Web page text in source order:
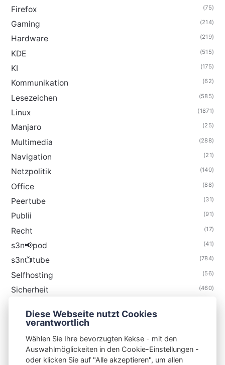
Firefox (75)
Gaming (214)
Hardware (219)
KDE (515)
KI (175)
Kommunikation (62)
Lesezeichen (585)
Linux (1871)
Manjaro (25)
Multimedia (288)
Navigation (21)
Netzpolitik (140)
Office (88)
Peertube (31)
Publii (91)
Recht (17)
s3n📢pod (41)
s3n📺tube (784)
Selfhosting (56)
Sicherheit (460)
Thunderbird
Diese Webseite nutzt Cookies
verantwortlich
Wählen Sie Ihre bevorzugten Kekse - mit den
Auswahlmöglickeiten in den Cookie-Einstellungen -
oder klicken Sie auf "Alle akzeptieren", um allen